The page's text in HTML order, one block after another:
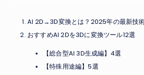
AI 2D→3D変換とは？2025年の最新技
おすすめAI 2Dを3Dに変換ツール12選
【総合型AI 3D生成編】4選
【特殊用途編】5選